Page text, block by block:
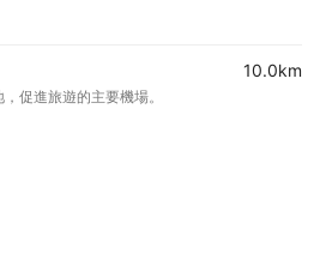
促進旅遊的主要機場。
10.0km